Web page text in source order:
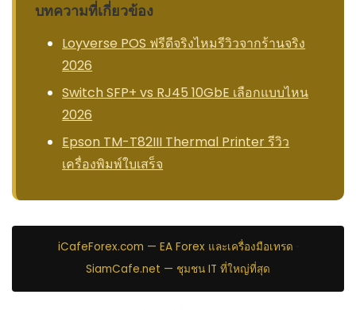
บทความที่เกี่ยวข้อง
Loyverse POS ฟรีดีจริงไหมรีวิวจากร้านจริง
2026
Switch SFP+ vs RJ45 10GbE เลือกแบบไหน
2026
Epson TM-T82III Thermal Printer รีวิว
เครื่องพิมพ์ใบเสร็จ
iCafeForex.com — EA Forex และเครื่องมือเทรด ·
SiamCafe.net — ชุมชน IT ที่ใหญ่ที่สุด